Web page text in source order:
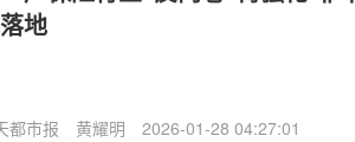
地
都市报 黄耀明 2026-01-28 04:27:01